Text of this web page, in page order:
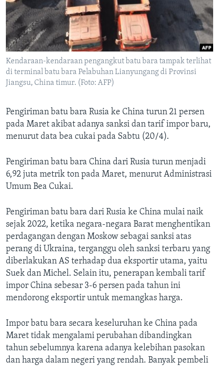
Kendaraan-kendaraan pengangkut batu bara tampak terlihat
di terminal batu bara Pelabuhan Lianyungang di Provinsi
Jiangsu, China timur. (Foto: AFP)
Pengiriman batu bara Rusia ke China turun 21 persen
pada Maret akibat adanya sanksi dan tarif impor baru,
menurut data bea cukai pada Sabtu (20/4).
Pengiriman batu bara China dari Rusia turun menjadi
6,92 juta metrik ton pada Maret, menurut Administrasi
Umum Bea Cukai.
Pengiriman batu bara dari Rusia ke China mulai naik
sejak 2022, ketika negara-negara Barat menghentikan
perdagangan dengan Moskow sebagai sanksi atas
perang di Ukraina, terganggu oleh sanksi terbaru yang
diberlakukan AS terhadap dua eksportir utama, yaitu
Suek dan Michel. Selain itu, penerapan kembali tarif
impor China sebesar 3-6 persen pada tahun ini
mendorong eksportir untuk memangkas harga.
Impor batu bara secara keseluruhan ke China pada
Maret tidak mengalami perubahan dibandingkan
tahun sebelumnya karena adanya kelebihan pasokan
dan harga dalam negeri yang rendah. Banyak pembeli